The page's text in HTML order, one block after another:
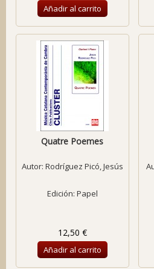
Añadir al carrito
Quatre Poemes
Autor: Rodríguez Picó, Jesús
Edición: Papel
12,50 €
Añadir al carrito